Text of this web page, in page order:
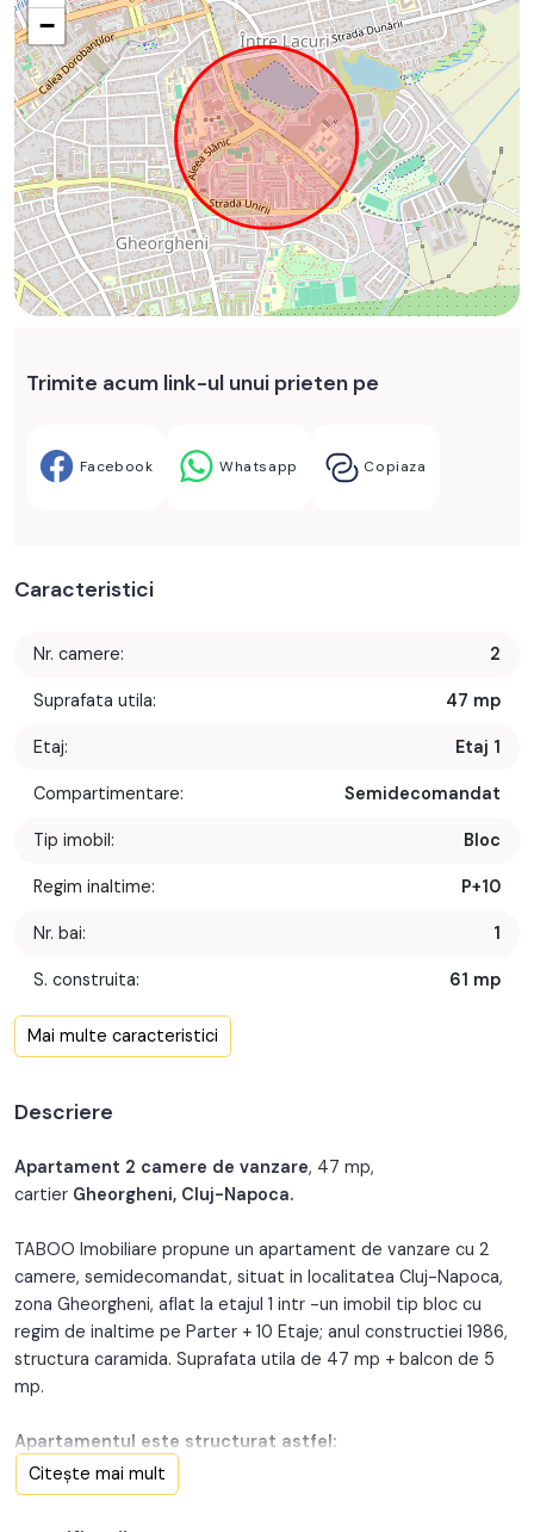
−
Trimite acum link-ul unui prieten pe
Facebook Whatsapp Copiaza
Caracteristici
Nr. camere: 2
Suprafata utila: 47 mp
Etaj: Etaj 1
Compartimentare: Semidecomandat
Tip imobil: Bloc
Regim inaltime: P+10
Nr. bai: 1
S. construita: 61 mp
Confort:
Nr. balcoane:
An constructie:
Orientare: Sud-Vest
Mai multe caracteristici
Descriere
Apartament 2 camere de vanzare, 47 mp,
cartier Gheorgheni, Cluj-Napoca.
TABOO Imobiliare propune un apartament de vanzare cu 2
camere, semidecomandat, situat in localitatea Cluj-Napoca,
zona Gheorgheni, aflat la etajul 1 intr -un imobil tip bloc cu
regim de inaltime pe Parter + 10 Etaje; anul constructiei 1986,
structura caramida. Suprafata utila de 47 mp + balcon de 5
mp.
Apartamentul este structurat astfel:
• Hol;
• Bucatarie;
Citește mai mult